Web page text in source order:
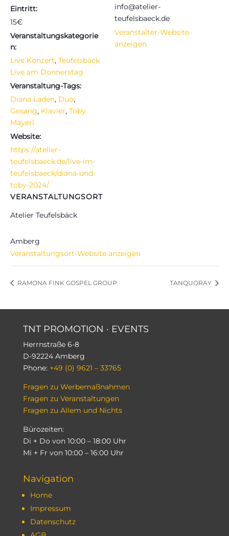
Eintritt:
15€
Veranstaltungskategorie
n:
Live Konzert, Teufelsbäck
Live am Donnerstag
Veranstaltung-Tags:
Diana Laden, Duo,
Gesang, Klavier, Toby
Mayerl
Website:
https://atelier-
teufelsbaeck.de/live-im-
teufelsbaeck/diana-und-
toby-2024/
VERANSTALTUNGSORT
Atelier Teufelsbäck
Amberg
Veranstaltungsort-Website anzeigen
info@atelier-
teufelsbaeck.de
Veranstalter-Website
anzeigen
RAMONA FINK GOSPEL GROUP TANQUORAY
TNT PROMOTION · EVENTS
Herrnstraße 6-8
D-92224 Amberg
Phone: +49 (0) 9621 – 33765
Fragen zu Werbemaßnahmen
Fragen zu Veranstaltungen
Fragen zu Allem und Nichts
Bürozeiten:
Di + Do von 10:00 – 18:00 Uhr
Mi + Fr von 10:00 – 16:00 Uhr
Navigation
Home
Impressum
Datenschutz